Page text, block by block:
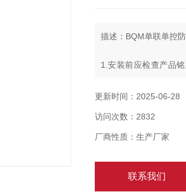
描述：BQM单联单控
1.安装前应检查产品
密封性能。
更新时间：2025-06-28
访问次数：2832
厂商性质：生产厂家
联系我们